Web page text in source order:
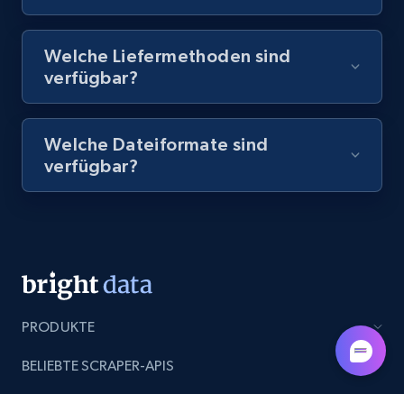
URL, Product name, Product rating, Product
rating object, Product rating max, Rating,
Author name, Asin, and more.
TikTok - Posts
URL, Post id, Description, Create time, Digg
Welche Liefermethoden sind
verfügbar?
Welche Dateiformate sind
verfügbar?
PRODUKTE
BELIEBTE SCRAPER-APIS